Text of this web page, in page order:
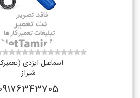
اسماعیل ایزدی (تعمیرکار)
شیراز
09176343705